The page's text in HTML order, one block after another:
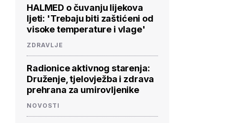
HALMED o čuvanju lijekova
ljeti: 'Trebaju biti zaštićeni od
visoke temperature i vlage'
ZDRAVLJE
Radionice aktivnog starenja:
Druženje, tjelovježba i zdrava
prehrana za umirovljenike
NOVOSTI